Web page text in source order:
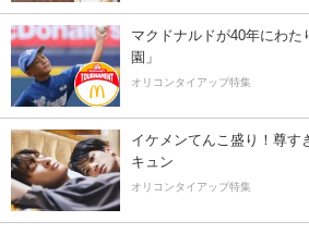
マクドナルドが40年にわ
園」
オリコンタイアップ特集
イケメンてんこ盛り！尊す
キュン
オリコンタイアップ特集